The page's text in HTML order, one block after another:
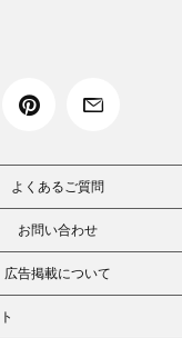
よくあるご質問
お問い合わせ
広告掲載について